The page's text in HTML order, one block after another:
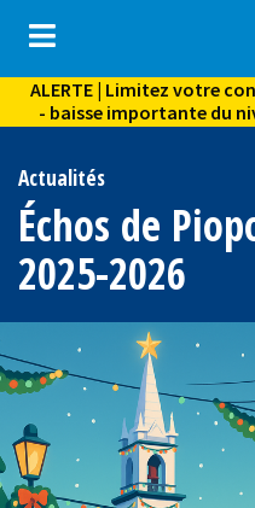
(Vie municipale )
(Environnement )
(Activités, loisirs et
(Culture et tourisme )
(Archives )
ALERTE | Limitez votre
- baisse importante du
Actualités
Échos de
2025-2026